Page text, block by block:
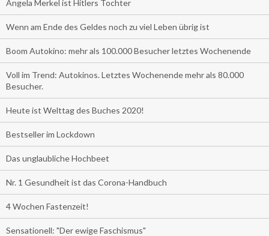
Angela Merkel ist Hitlers Tochter
Wenn am Ende des Geldes noch zu viel Leben übrig ist
Boom Autokino: mehr als 100.000 Besucher letztes Wochenende
Voll im Trend: Autokinos. Letztes Wochenende mehr als 80.000
Besucher.
Heute ist Welttag des Buches 2020!
Bestseller im Lockdown
Das unglaubliche Hochbeet
Nr. 1 Gesundheit ist das Corona-Handbuch
4 Wochen Fastenzeit!
Sensationell: "Der ewige Faschismus"